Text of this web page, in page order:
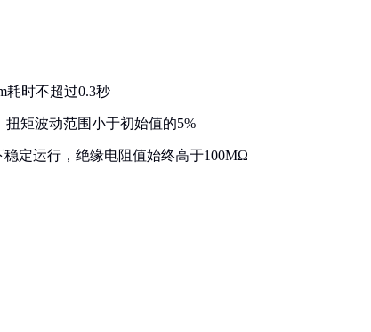
耗时不超过0.3秒
扭矩波动范围小于初始值的5%
稳定运行，绝缘电阻值始终高于100MΩ